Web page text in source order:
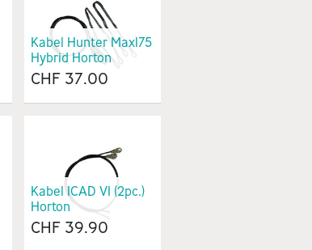
Kabel Hunter Max175
Hybrid Horton
CHF 37.00
Kabel ICAD VI (2pc.)
Horton
CHF 39.90